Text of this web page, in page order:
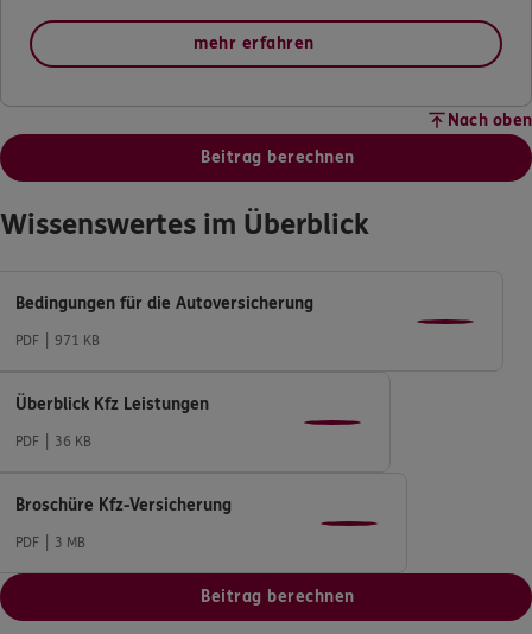
mehr erfahren
Nach oben
Beitrag berechnen
Wissenswertes im Überblick
Bedingungen für die Autoversicherung
PDF 971 KB
Überblick Kfz Leistungen
PDF 36 KB
Broschüre Kfz-Versicherung
PDF 3 MB
Beitrag berechnen